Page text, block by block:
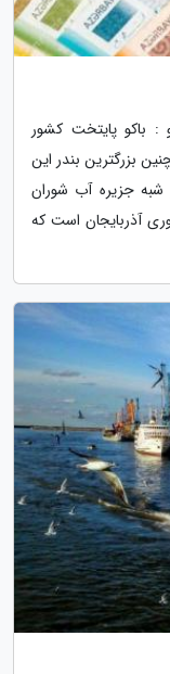
: باکو پایتخت کشور
بزرگترین بندر این
جزیره آب شوران
آذربایجان است که